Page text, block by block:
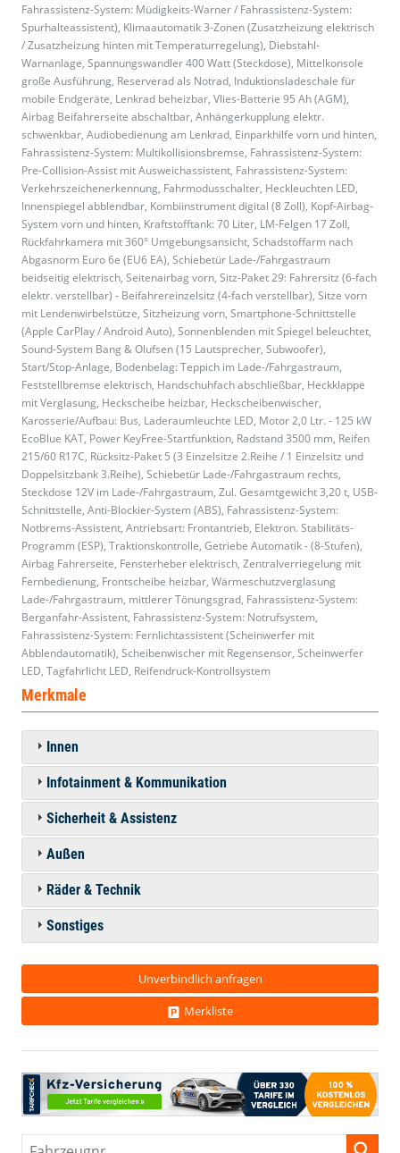
Fahrassistenz-System: Müdigkeits-Warner / Fahrassistenz-System:
Spurhalteassistent), Klimaautomatik 3-Zonen (Zusatzheizung elektrisch
/ Zusatzheizung hinten mit Temperaturregelung), Diebstahl-
Warnanlage, Spannungswandler 400 Watt (Steckdose), Mittelkonsole
große Ausführung, Reserverad als Notrad, Induktionsladeschale für
mobile Endgeräte, Lenkrad beheizbar, Vlies-Batterie 95 Ah (AGM),
Airbag Beifahrerseite abschaltbar, Anhängerkupplung elektr.
schwenkbar, Audiobedienung am Lenkrad, Einparkhilfe vorn und hinten,
Fahrassistenz-System: Multikollisionsbremse, Fahrassistenz-System:
Pre-Collision-Assist mit Ausweichassistent, Fahrassistenz-System:
Verkehrszeichenerkennung, Fahrmodusschalter, Heckleuchten LED,
Innenspiegel abblendbar, Kombiinstrument digital (8 Zoll), Kopf-Airbag-
System vorn und hinten, Kraftstofftank: 70 Liter, LM-Felgen 17 Zoll,
Rückfahrkamera mit 360° Umgebungsansicht, Schadstoffarm nach
Abgasnorm Euro 6e (EU6 EA), Schiebetür Lade-/Fahrgastraum
beidseitig elektrisch, Seitenairbag vorn, Sitz-Paket 29: Fahrersitz (6-fach
elektr. verstellbar) - Beifahrereinzelsitz (4-fach verstellbar), Sitze vorn
mit Lendenwirbelstütze, Sitzheizung vorn, Smartphone-Schnittstelle
(Apple CarPlay / Android Auto), Sonnenblenden mit Spiegel beleuchtet,
Sound-System Bang & Olufsen (15 Lautsprecher, Subwoofer),
Start/Stop-Anlage, Bodenbelag: Teppich im Lade-/Fahrgastraum,
Feststellbremse elektrisch, Handschuhfach abschließbar, Heckklappe
mit Verglasung, Heckscheibe heizbar, Heckscheibenwischer,
Karosserie/Aufbau: Bus, Laderaumleuchte LED, Motor 2,0 Ltr. - 125 kW
EcoBlue KAT, Power KeyFree-Startfunktion, Radstand 3500 mm, Reifen
215/60 R17C, Rücksitz-Paket 5 (3 Einzelsitze 2.Reihe / 1 Einzelsitz und
Doppelsitzbank 3.Reihe), Schiebetür Lade-/Fahrgastraum rechts,
Steckdose 12V im Lade-/Fahrgastraum, Zul. Gesamtgewicht 3,20 t, USB-
Schnittstelle, Anti-Blockier-System (ABS), Fahrassistenz-System:
Notbrems-Assistent, Antriebsart: Frontantrieb, Elektron. Stabilitäts-
Programm (ESP), Traktionskontrolle, Getriebe Automatik - (8-Stufen),
Airbag Fahrerseite, Fensterheber elektrisch, Zentralverriegelung mit
Fernbedienung, Frontscheibe heizbar, Wärmeschutzverglasung
Lade-/Fahrgastraum, mittlerer Tönungsgrad, Fahrassistenz-System:
Berganfahr-Assistent, Fahrassistenz-System: Notrufsystem,
Fahrassistenz-System: Fernlichtassistent (Scheinwerfer mit
Abblendautomatik), Scheibenwischer mit Regensensor, Scheinwerfer
LED, Tagfahrlicht LED, Reifendruck-Kontrollsystem
Merkmale
Innen
Infotainment & Kommunikation
Sicherheit & Assistenz
Außen
Räder & Technik
Sonstiges
Unverbindlich anfragen
Merkliste
Fahrzeugnr.